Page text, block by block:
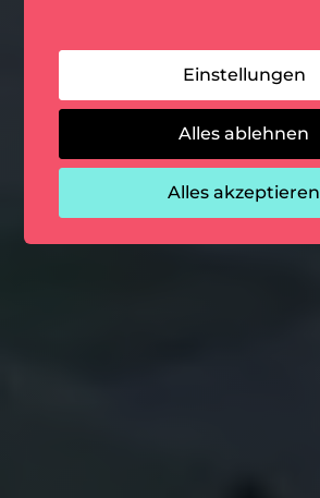
Einstellungen
Alles ablehnen
Alles akzeptieren